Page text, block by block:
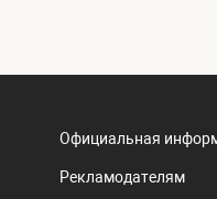
Официальная
Рекламодателям